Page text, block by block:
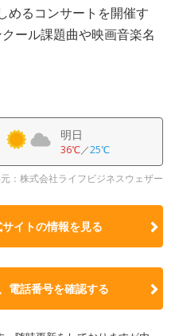
めるコンサートを開催す
ール課題曲や映画音楽名
明日
36℃／25℃
：株式会社ライフビジネスウェザー
イトの情報を見る
電話番号を確認する